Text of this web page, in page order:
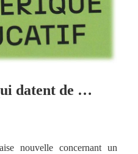
datent de …
nouvelle concernant un